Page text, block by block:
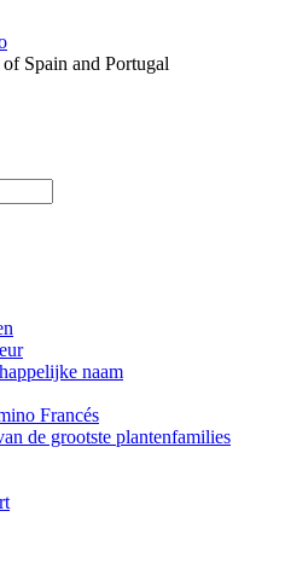
Spain and Portugal
naam
Francés
de grootste plantenfamilies